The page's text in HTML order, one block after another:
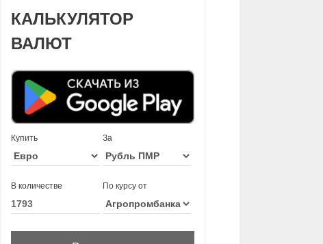
КАЛЬКУЛЯТОР
ВАЛЮТ
Купить За
В количестве По курсу от